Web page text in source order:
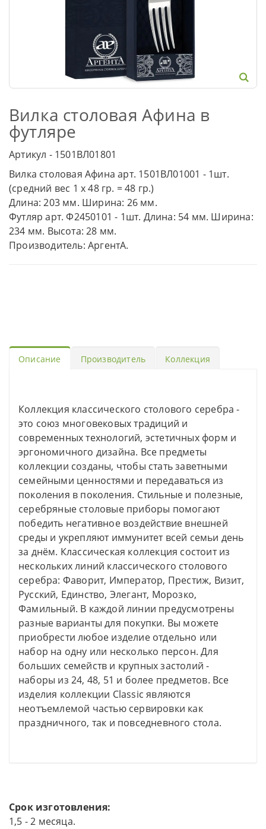
Вилка столовая Афина в
футляре
Артикул - 1501ВЛ01801
Вилка столовая Афина арт. 1501ВЛ01001 - 1шт.
(средний вес 1 х 48 гр. = 48 гр.)
Длина: 203 мм. Ширина: 26 мм.
Футляр арт. Ф2450101 - 1шт. Длина: 54 мм. Ширина:
234 мм. Высота: 28 мм.
Производитель: АргентА.
Описание Производитель Коллекция
Коллекция классического столового серебра -
это союз многовековых традиций и
современных технологий, эстетичных форм и
эргономичного дизайна. Все предметы
коллекции созданы, чтобы стать заветными
семейными ценностями и передаваться из
поколения в поколения. Стильные и полезные,
серебряные столовые приборы помогают
победить негативное воздействие внешней
среды и укрепляют иммунитет всей семьи день
за днём. Классическая коллекция состоит из
нескольких линий классического столового
серебра: Фаворит, Император, Престиж, Визит,
Русский, Единство, Элегант, Морозко,
Фамильный. В каждой линии предусмотрены
разные варианты для покупки. Вы можете
приобрести любое изделие отдельно или
набор на одну или несколько персон. Для
больших семейств и крупных застолий -
наборы из 24, 48, 51 и более предметов. Все
изделия коллекции Classic являются
неотъемлемой частью сервировки как
праздничного, так и повседневного стола.
Срок изготовления:
1,5 - 2 месяца.